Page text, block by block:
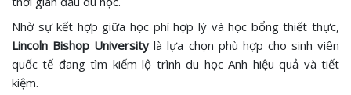
Nhờ sự kết hợp giữa học phí hợp lý và học bổng thiết thực,
Lincoln Bishop Universitylà lựa chọn phù hợp cho sinh viên
quốc tế đang tìm kiếm lộ trình du học Anh hiệu quả và tiết
kiệm.